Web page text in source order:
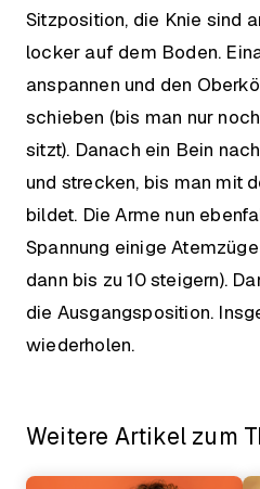
Sitzposition, die Knie sind
locker auf dem Boden.
anspannen und den
schieben (bis man nur
sitzt). Danach ein Bein
und strecken, bis man mit
bildet. Die Arme nun
Spannung einige
dann bis zu 10 steigern).
die Ausgangsposition.
wiederholen.
Weitere Artikel zum